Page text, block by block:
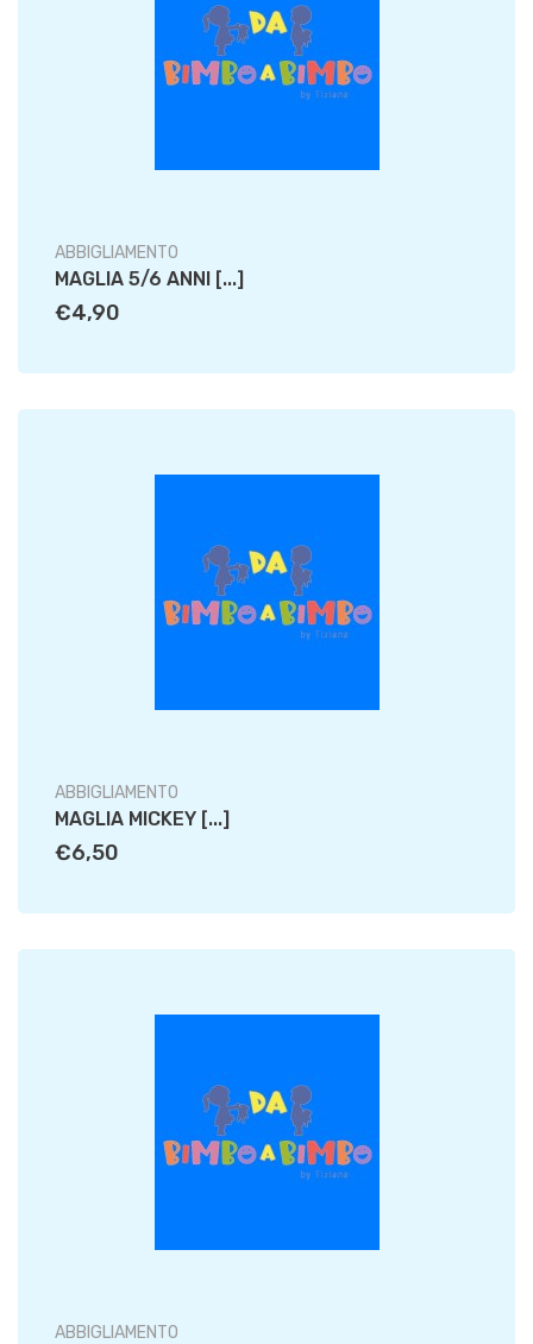
ABBIGLIAMENTO
MAGLIA 5/6 ANNI [...]
€4,90
ABBIGLIAMENTO
MAGLIA MICKEY [...]
€6,50
ABBIGLIAMENTO